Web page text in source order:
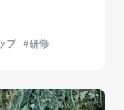
プ 研修